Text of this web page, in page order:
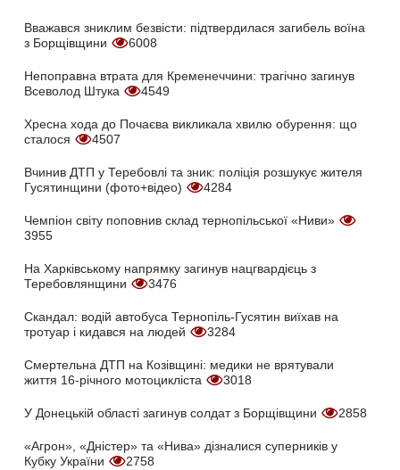
Вважався зниклим безвісти: підтвердилася загибель воїна
з Борщівщини
6008
Непоправна втрата для Кременеччини: трагічно загинув
Всеволод Штука
4549
Хресна хода до Почаєва викликала хвилю обурення: що
сталося
4507
Вчинив ДТП у Теребовлі та зник: поліція розшукує жителя
Гусятинщини (фото+відео)
4284
Чемпіон світу поповнив склад тернопільської «Ниви»
3955
На Харківському напрямку загинув нацгвардієць з
Теребовлянщини
3476
Скандал: водій автобуса Тернопіль-Гусятин виїхав на
тротуар і кидався на людей
3284
Смертельна ДТП на Козівщині: медики не врятували
життя 16-річного мотоцикліста
3018
У Донецькій області загинув солдат з Борщівщини 2858
«Агрон», «Дністер» та «Нива» дізналися суперників у
Кубку України
2758